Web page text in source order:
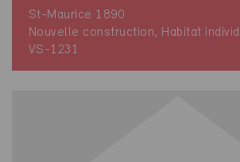
St-Maurice 1890
Nouvelle construction, Habitat
VS-1231